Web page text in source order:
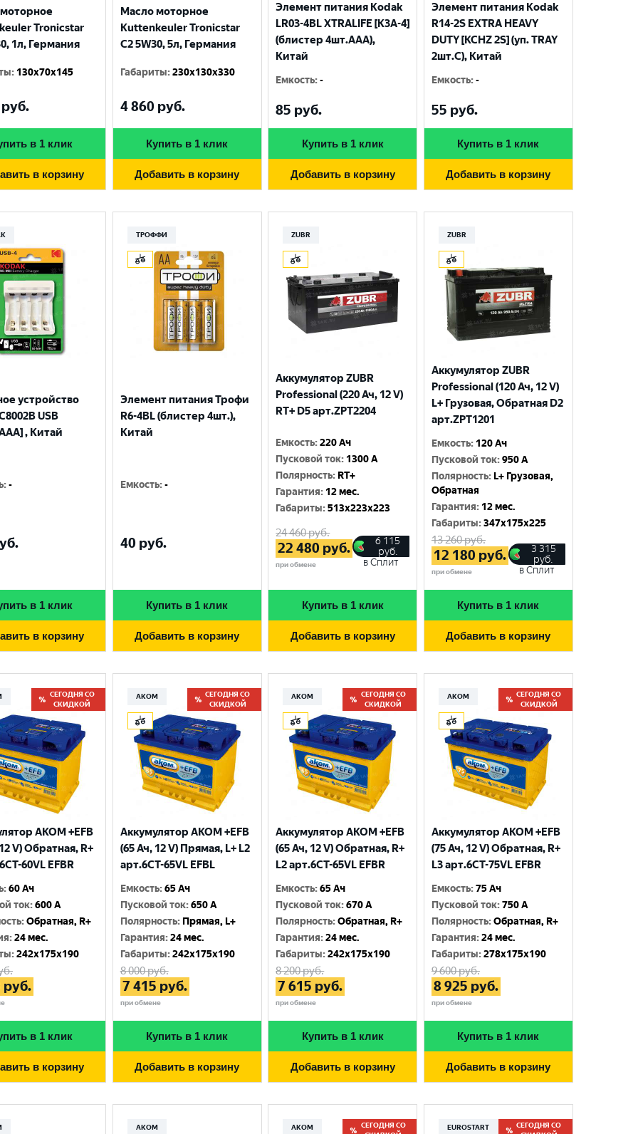
Tronicstar
1л, Германия
: 130x70x145
руб.
в 1 клик
в корзину
Масло моторное
Kuttenkeuler Tronicstar
C2 5W30, 5л, Германия
Габариты:230x130x330
4 860 руб.
Купить в 1 клик
Добавить в корзину
Элемент питания Kodak
LR03-4BL XTRALIFE [K3A-4]
(блистер 4шт.AАА),
Китай
Емкость:-
85 руб.
Купить в 1 клик
Добавить в корзину
Элемент питания Kodak
R14-2S EXTRA HEAVY
DUTY [KCHZ 2S] (уп. TRAY
2шт.C), Китай
Емкость:-
55 руб.
Купить в 1 клик
Добавить в корзину
устройство
USB
, Китай
:-
в 1 клик
в корзину
ТРОФФИ
Элемент питания Трофи
R6-4BL (блистер 4шт.),
Китай
Емкость:-
40 руб.
Купить в 1 клик
Добавить в корзину
ZUBR
Аккумулятор ZUBR
Professional (220 Ач, 12 V)
RT+ D5 арт.ZPT2204
Емкость:220 Ач
Пусковой ток: 1300 A
Полярность: RT+
Гарантия: 12 мес.
Габариты:513x223x223
24 460руб.
22 480 руб.
при обмене
6 115
руб.
в Сплит
Купить в 1 клик
Добавить в корзину
ZUBR
Аккумулятор ZUBR
Professional (120 Ач, 12 V)
L+ Грузовая, Обратная D2
арт.ZPT1201
Емкость: 120 Ач
Пусковой ток:950 A
Полярность: L+ Грузовая,
Обратная
Гарантия: 12 мес.
Габариты:347x175x225
13 260руб.
12 180 руб.
при обмене
3 315
руб.
в Сплит
Купить в 1 клик
Добавить в корзину
СЕГОДНЯ СО
СКИДКОЙ
AKOM +EFB
V) Обратная, R+
60VL EFBR
:60 Ач
ток:600 A
:Обратная, R+
:24 мес.
:242x175x190
руб.
в 1 клик
в корзину
АКОМ
СЕГОДНЯ СО
СКИДКОЙ
Аккумулятор AKOM +EFB
(65 Ач, 12 V) Прямая, L+ L2
арт.6СТ-65VL EFBL
Емкость:65 Ач
Пусковой ток:650 A
Полярность: Прямая, L+
Гарантия:24 мес.
Габариты:242x175x190
8 000руб.
7 415 руб.
при обмене
Купить в 1 клик
Добавить в корзину
АКОМ
СЕГОДНЯ СО
СКИДКОЙ
Аккумулятор AKOM +EFB
(65 Ач, 12 V) Обратная, R+
L2 арт.6CT-65VL EFBR
Емкость:65 Ач
Пусковой ток:670 A
Полярность:Обратная, R+
Гарантия:24 мес.
Габариты:242x175x190
8 200руб.
7 615 руб.
при обмене
Купить в 1 клик
Добавить в корзину
АКОМ
СЕГОДНЯ СО
СКИДКОЙ
Аккумулятор AKOM +EFB
(75 Ач, 12 V) Обратная, R+
L3 арт.6СТ-75VL EFBR
Емкость:75 Ач
Пусковой ток:750 A
Полярность:Обратная, R+
Гарантия:24 мес.
Габариты:278x175x190
9 600руб.
8 925 руб.
при обмене
Купить в 1 клик
Добавить в корзину
АКОМ АКОМ
СЕГОДНЯ СО
EUROSTART
СЕГОДНЯ СО
Гатчина
Москва
Смоленск